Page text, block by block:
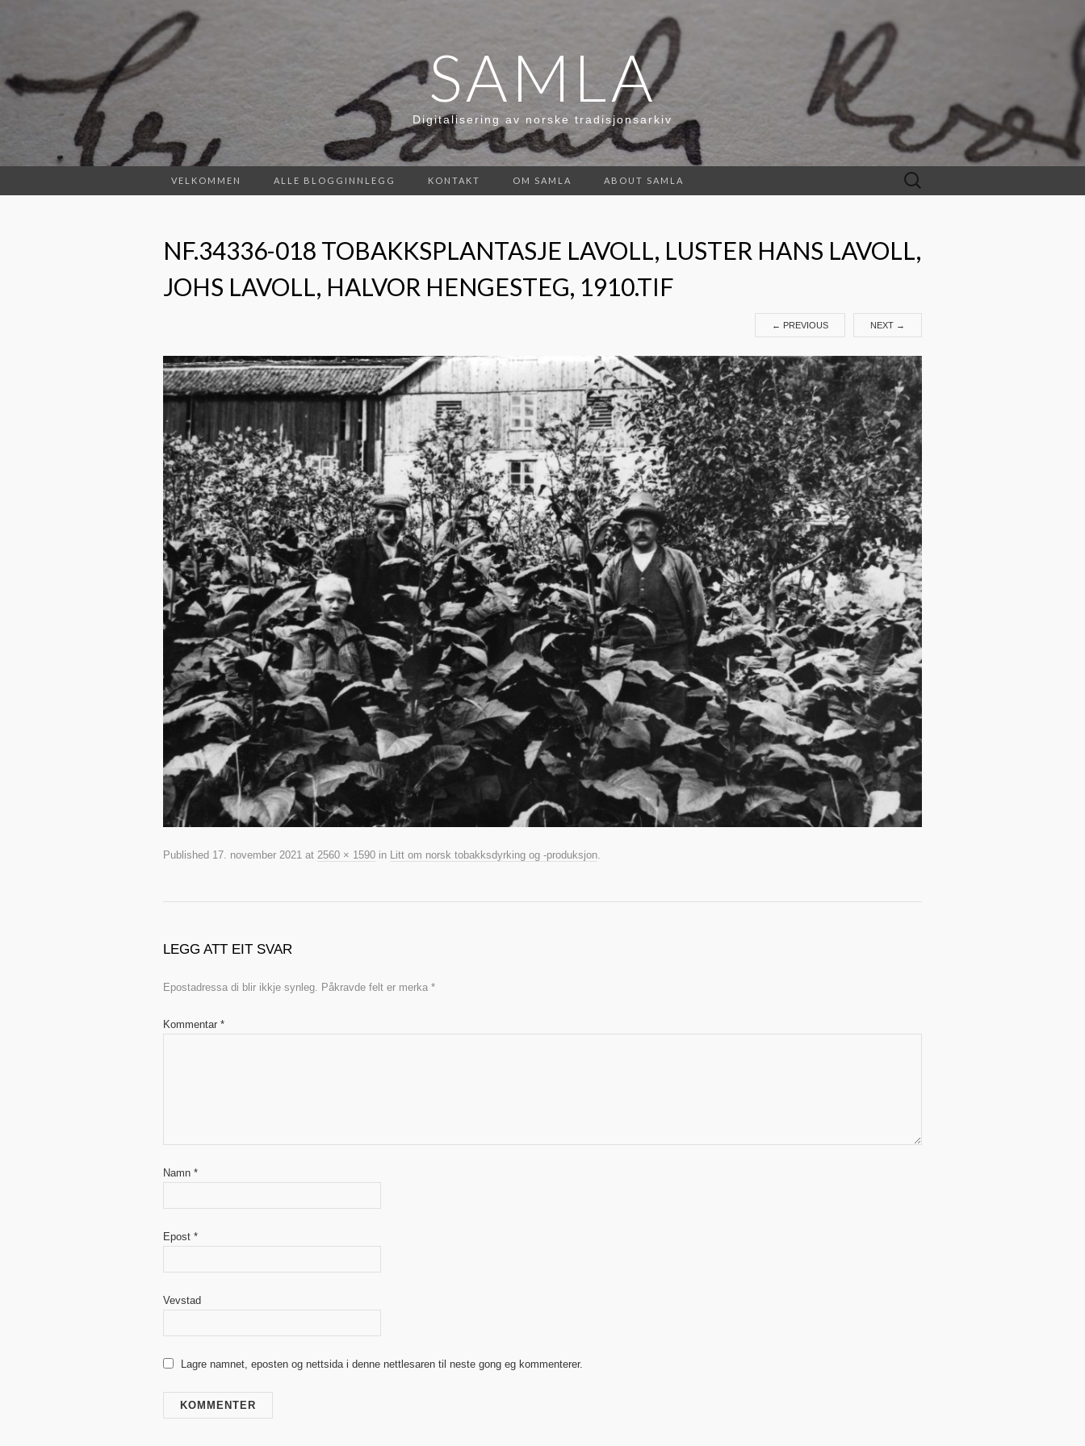
SAMLA
Digitalisering av norske tradisjonsarkiv
VELKOMMEN ALLE BLOGGINNLEGG KONTAKT OM SAMLA ABOUT SAMLA
Leit
etter:
NF.34336-018 TOBAKKSPLANTASJE LAVOLL, LUSTER HANS LAVOLL,
JOHS LAVOLL, HALVOR HENGESTEG, 1910.TIF
← PREVIOUS NEXT →
Published 17. november 2021 at 2560 × 1590 in Litt om norsk tobakksdyrking og -produksjon
LEGG ATT EIT SVAR
Epostadressa di blir ikkje synleg. Påkravde felt er merka *
Kommentar *
Namn *
Epost *
Vevstad
Lagre namnet, eposten og nettsida i denne nettlesaren til neste gong eg kommenterer.